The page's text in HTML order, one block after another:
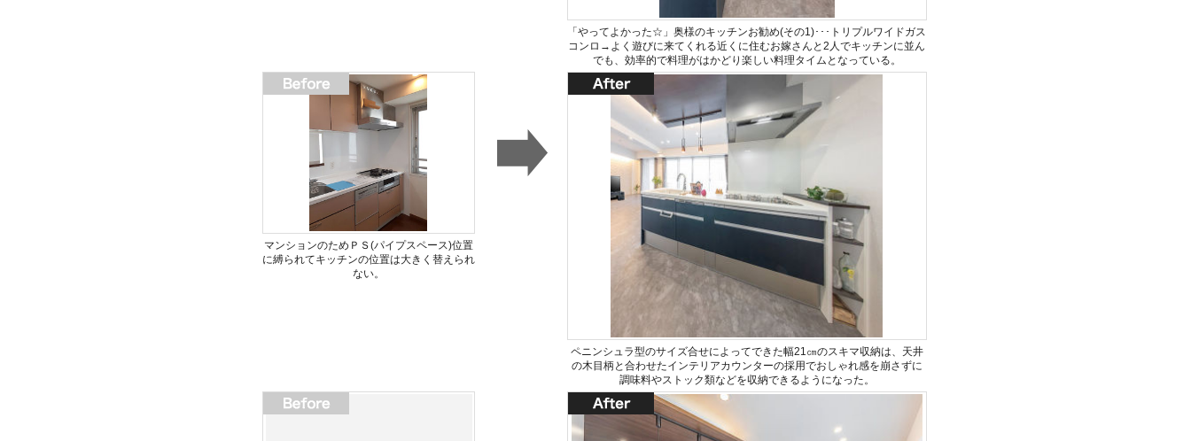
「やってよかった☆」奥様のキッチンお勧め(その1)･･･トリプルワイドガス
コンロ→よく遊びに来てくれる近くに住むお嫁さんと2人でキッチンに並ん
でも、効率的で料理がはかどり楽しい料理タイムとなっている。
マンションのためＰＳ(パイプスペース)位置
に縛られてキッチンの位置は大きく替えられ
ない。
ペニンシュラ型のサイズ合せによってできた幅21㎝のスキマ収納は、天井
の木目柄と合わせたインテリアカウンターの採用でおしゃれ感を崩さずに
調味料やストック類などを収納できるようになった。